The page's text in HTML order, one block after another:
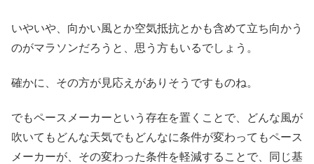
いやいや、向かい風とか空気抵抗とかも含めて立ち向かう
のがマラソンだろうと、思う方もいるでしょう。
確かに、その方が見応えがありそうですものね。
でもペースメーカーという存在を置くことで、どんな風が
吹いてもどんな天気でもどんなに条件が変わってもペース
メーカーが、その変わった条件を軽減することで、同じ基